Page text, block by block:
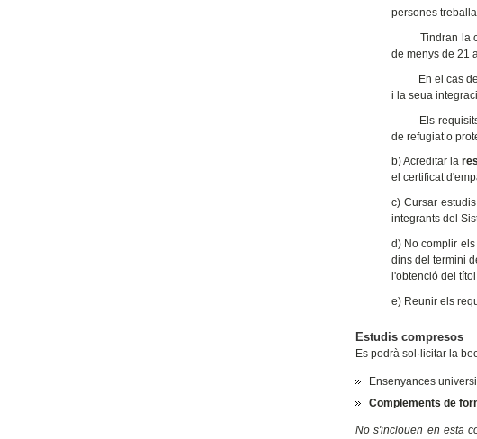
persones
Tindran la
de menys de 21
En el cas de
i la seua
Els requisits
de refugiat o
b) Acreditar la
el certificat
c) Cursar
integrants del
d) No complir
dins del termini
l'obtenció del
e) Reunir els
Estudis compresos
Es podrà sol·licitar la
Ensenyances
Complements de
No s'inclouen en esta